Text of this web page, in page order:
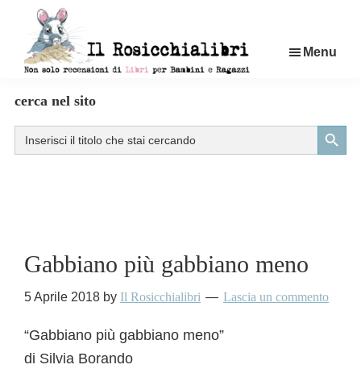
contenuto
di
libri
per
Menu
cerca nel sito
Search
for:
Search Button
Gabbiano più gabbiano meno
5 Aprile 2018 by Il Rosicchialibri Lascia un commento
“Gabbiano più gabbiano meno”
di Silvia Borando